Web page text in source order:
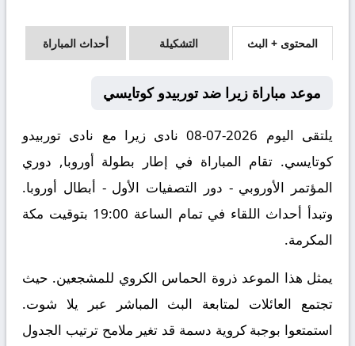
المحتوى + البث التشكيلة أحداث المباراة
موعد مباراة زيرا ضد توربيدو كوتايسي
يلتقى اليوم 2026-07-08 نادى زيرا مع نادى توربيدو
كوتايسي. تقام المباراة في إطار بطولة أوروبا, دوري
المؤتمر الأوروبي - دور التصفيات الأول - أبطال أوروبا.
وتبدأ أحداث اللقاء في تمام الساعة 19:00 بتوقيت مكة
المكرمة.
يمثل هذا الموعد ذروة الحماس الكروي للمشجعين. حيث
تجتمع العائلات لمتابعة البث المباشر عبر يلا شوت.
استمتعوا بوجبة كروية دسمة قد تغير ملامح ترتيب الجدول